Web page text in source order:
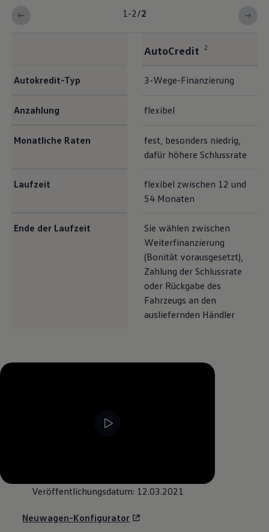
1-2/2
AutoCredit 2
Autokredit-Typ 3-Wege-Finanzierung
Anzahlung flexibel
Monatliche Raten
fest, besonders niedrig,
dafür höhere Schlussrate
Laufzeit
flexibel zwischen 12 und
54 Monaten
Ende der Laufzeit
Sie wählen zwischen
Weiterfinanzierung
(Bonität vorausgesetzt),
Zahlung der Schlussrate
oder Rückgabe des
Fahrzeugs an den
ausliefernden Händler
Verbleibende Zeit, --:--
Veröffentlichungsdatum: 12.03.2021
Neuwagen-Konfigurator